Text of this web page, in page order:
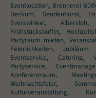
Eventlocation, Brennerei
Beckum, Sendenhorst,
Everswinkel,
Frühstücksbuffet,
Partyraum mieten,
Feierlichkeiten,
Eventservice, Catering,
Partyservice,
Konferenzraum,
Weihnachtsfeier,
Kulturveranstaltung,